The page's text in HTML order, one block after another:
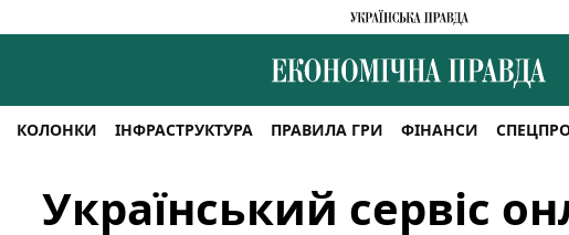
КОЛОНКИ ІНФРАСТРУКТУРА ПРАВИЛА ГРИ ФІНАНСИ
Український сервіс